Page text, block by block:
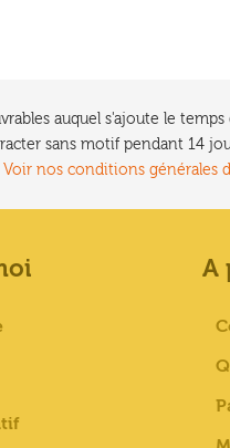
auquel s'ajoute le
sans motif pendant 14
Voir nos conditions générales
A